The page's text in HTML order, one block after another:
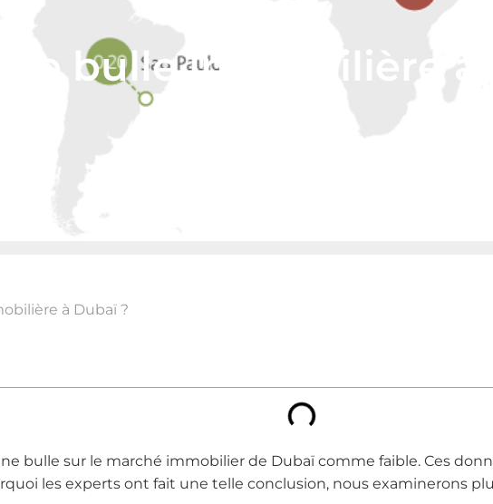
bulle immobilière à
à Dubaï ?
bulle sur le marché immobilier de Dubaï comme faible. Ces
les experts ont fait une telle conclusion, nous examinerons